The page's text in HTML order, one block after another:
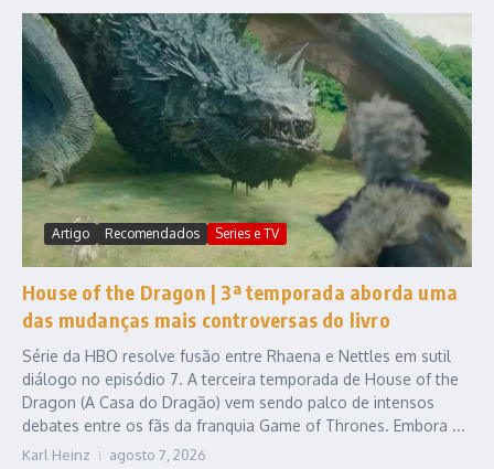
Artigo Recomendados Series e TV
House of the Dragon | 3ª temporada aborda uma
das mudanças mais controversas do livro
Série da HBO resolve fusão entre Rhaena e Nettles em sutil
diálogo no episódio 7. A terceira temporada de House of the
Dragon (A Casa do Dragão) vem sendo palco de intensos
debates entre os fãs da franquia Game of Thrones. Embora ...
Karl Heinz agosto 7, 2026